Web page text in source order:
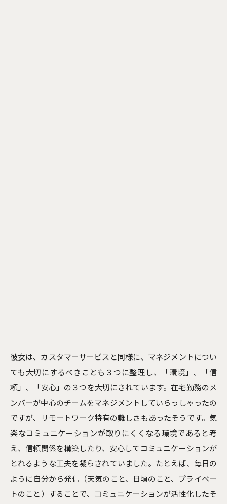
彼女は、カスタマーサービスと同様に、マネジメントについ
ても大切にするべきことも３つに整理し、「環境」、「信
頼」、「安心」の３つを大切にされています。在宅勤務のメ
ンバーが中心のチームをマネジメントしていらっしゃったの
ですが、リモートワーク特有の難しさもあったそうです。気
楽なコミュニケーションが取りにくくなる環境であると考
え、信頼関係を構築したり、安心してコミュニケーションが
とれるような工夫を凝らされていました。たとえば、毎日の
ように自分から発信（天気のこと、日頃のこと、プライベー
トのこと）することで、コミュニケーションが活性化したそ